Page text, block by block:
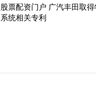
股票配资门户 广汽丰田取
系统相关专利